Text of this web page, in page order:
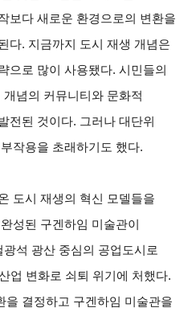
보다 새로운 환경으로의 변환을
다. 지금까지 도시 재생 개념은
으로 많이 사용됐다. 시민들의
념의 커뮤니티와 문화적
전된 것이다. 그러나 대단위
작용을 초래하기도 했다.
도시 재생의 혁신 모델들을
성된 구겐하임 미술관이
석 광산 중심의 공업도시로
업 변화로 쇠퇴 위기에 처했다.
을 결정하고 구겐하임 미술관을